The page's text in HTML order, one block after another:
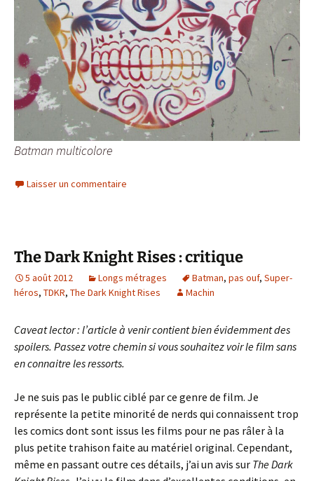
Batman multicolore
Laisser un commentaire
The Dark Knight Rises : critique
5 août 2012 Longs métrages Batman, pas ouf, Super-
héros, TDKR, The Dark Knight Rises Machin
Caveat lector : l’article à venir contient bien évidemment des
spoilers. Passez votre chemin si vous souhaitez voir le film sans
en connaitre les ressorts.
Je ne suis pas le public ciblé par ce genre de film. Je
représente la petite minorité de nerds qui connaissent trop
les comics dont sont issus les films pour ne pas râler à la
plus petite trahison faite au matériel original. Cependant,
même en passant outre ces détails, j’ai un avis sur The Dark